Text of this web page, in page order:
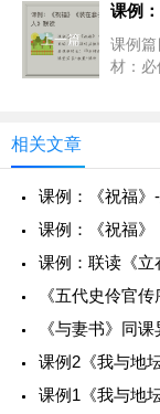
上一篇
课例
课例
材：必
相关文章
课例：《祝福》
课例：《祝福》
课例：联读《立
《五代史伶官
《与妻书》同课
课例2《我与地
课例1《我与地